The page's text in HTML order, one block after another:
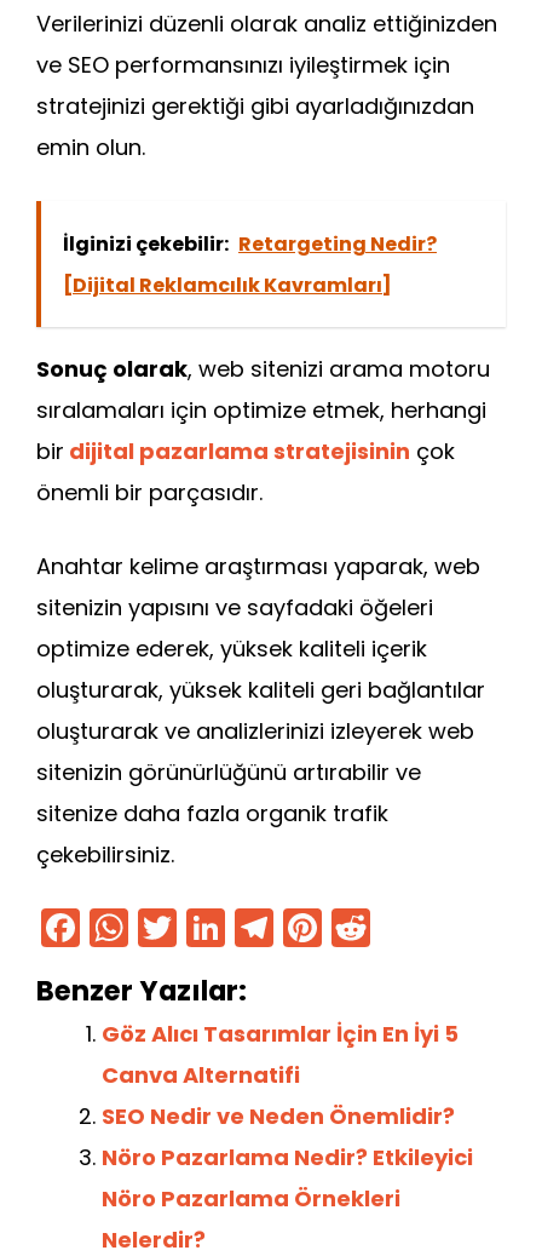
Verilerinizi düzenli olarak analiz ettiğinizden
ve SEO performansınızı iyileştirmek için
stratejinizi gerektiği gibi ayarladığınızdan
emin olun.
İlginizi çekebilir: Retargeting Nedir?
[Dijital Reklamcılık Kavramları]
Sonuç olarak, web sitenizi arama motoru
sıralamaları için optimize etmek, herhangi
bir dijital pazarlama stratejisinin çok
önemli bir parçasıdır.
Anahtar kelime araştırması yaparak, web
sitenizin yapısını ve sayfadaki öğeleri
optimize ederek, yüksek kaliteli içerik
oluşturarak, yüksek kaliteli geri bağlantılar
oluşturarak ve analizlerinizi izleyerek web
sitenizin görünürlüğünü artırabilir ve
sitenize daha fazla organik trafik
çekebilirsiniz.
F
a
c
e
b
o
o
W
h
a
ts
A
p
p
T
w
itt
er
Li
n
k
e
dI
n
T
el
gr
a
m
Pi
nt
e di
Benzer Yazılar:
Göz Alıcı Tasarımlar İçin En İyi 5
Canva Alternatifi
SEO Nedir ve Neden Önemlidir?
Nöro Pazarlama Nedir? Etkileyici
Nöro Pazarlama Örnekleri
Nelerdir?